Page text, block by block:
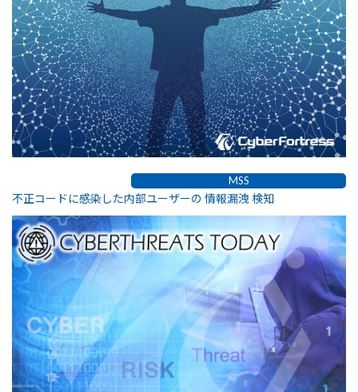
MSS
不正コードに感染した内部ユーザーの 情報漏洩 検知